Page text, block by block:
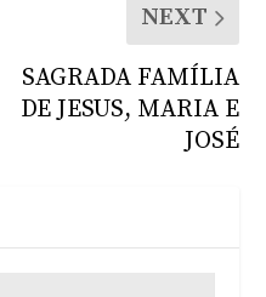
NEXT
SAGRADA FAMÍLIA
DE JESUS, MARIA E
JOSÉ